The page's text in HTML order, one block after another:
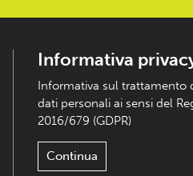
Informativa
Informativa sul trattamento
dati personali ai sensi del
2016/679 (GDPR)
Continua